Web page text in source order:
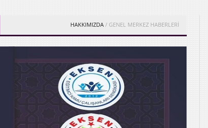
HAKKIMIZDA / GENEL MERKEZ HABERLERİ